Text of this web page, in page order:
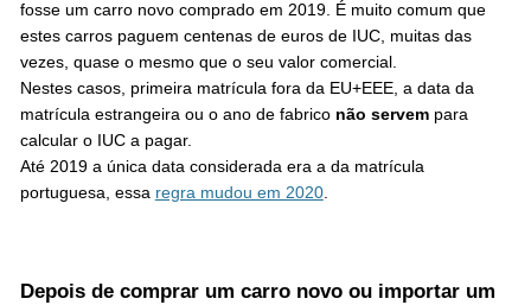
fosse um carro novo comprado em 2019. É muito comum que
estes carros paguem centenas de euros de IUC, muitas das
vezes, quase o mesmo que o seu valor comercial.
Nestes casos, primeira matrícula fora da EU+EEE, a data da
matrícula estrangeira ou o ano de fabrico não servempara
calcular o IUC a pagar.
Até 2019 a única data considerada era a da matrícula
portuguesa, essa regra mudou em 2020.
Depois de comprar um carro novo ou importar um